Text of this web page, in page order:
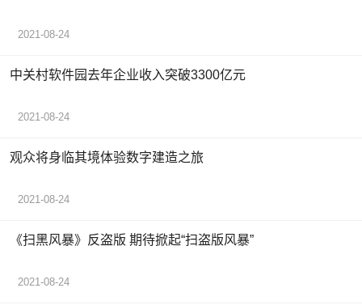
2021-08-24
中关村软件园去年企业收入突破3300亿元
2021-08-24
观众将身临其境体验数字建造之旅
2021-08-24
《扫黑风暴》反盗版 期待掀起“扫盗版风暴”
2021-08-24